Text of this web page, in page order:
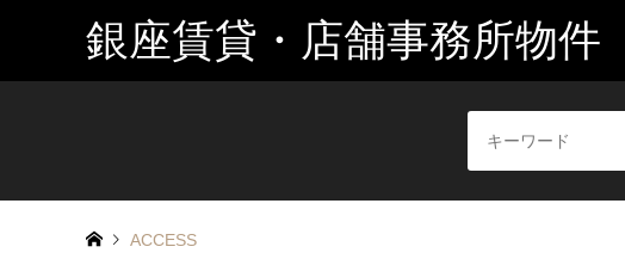
銀座賃貸・店舗事務所物件
ACCESS